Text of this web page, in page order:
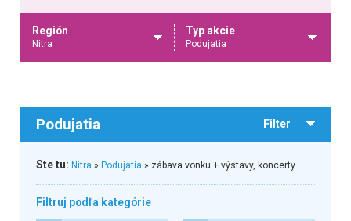
Región
Nitra
Typ akcie
Podujatia
Podujatia Filter
Ste tu: Nitra » Podujatia » zábava vonku + výstavy, koncerty
Filtruj podľa kategórie